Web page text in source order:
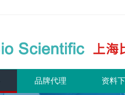
品牌代理 资料